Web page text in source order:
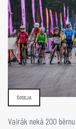
ŠOSEJA
Vairāk nekā 200